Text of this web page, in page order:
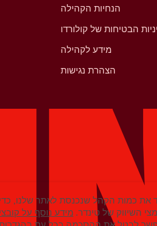
הנחיות הקהילה
הבטיחות של קולורדו
מידע לקהילה
הצהרת נגישות
את כמות הקהל שנכנסת לאתר שלנו, כדי
השיווק של טינדר.